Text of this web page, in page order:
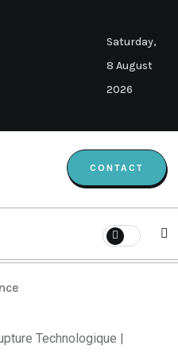
Saturday,
8 August
2026
CONTACT